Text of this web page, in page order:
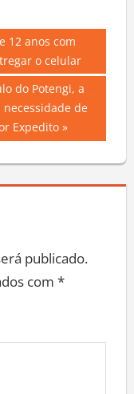
12 anos com
o celular
do Potengi, a
de
Expedito
publicado.
com *